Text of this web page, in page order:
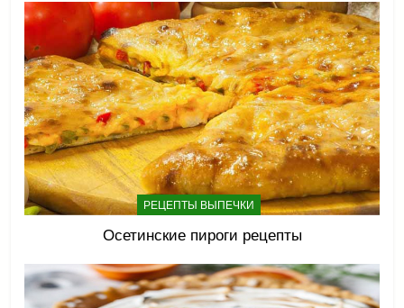
РЕЦЕПТЫ ВЫПЕЧКИ
Осетинские пироги рецепты